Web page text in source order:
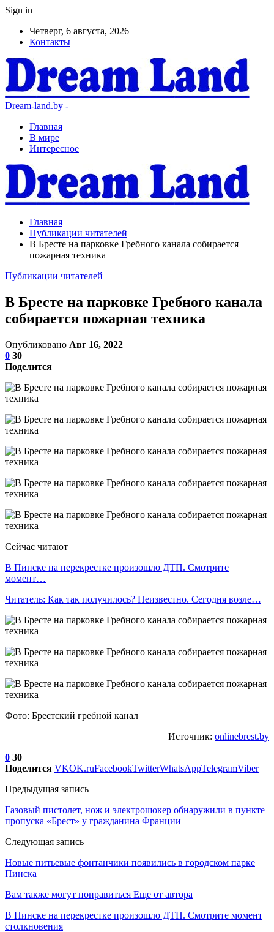
Sign in
Четверг, 6 августа, 2026
Контакты
Dream-land.by -
Главная
В мире
Интересное
Главная
Публикации читателей
В Бресте на парковке Гребного канала собирается
пожарная техника
Публикации читателей
В Бресте на парковке Гребного канала
собирается пожарная техника
Опубликовано Авг 16, 2022
0 30
Поделится
Сейчас читают
В Пинске на перекрестке произошло ДТП. Смотрите
момент…
Читатель: Как так получилось? Неизвестно. Сегодня возле…
Фото: Брестский гребной канал
Источник: onlinebrest.by
0 30
Поделится VKOK.ruFacebookTwitterWhatsAppTelegramViber
Предыдущая запись
Газовый пистолет, нож и электрошокер обнаружили в пункте
пропуска «Брест» у гражданина Франции
Следующая запись
Новые питьевые фонтанчики появились в городском парке
Пинска
Вам также могут понравиться Еще от автора
В Пинске на перекрестке произошло ДТП. Смотрите момент
столкновения